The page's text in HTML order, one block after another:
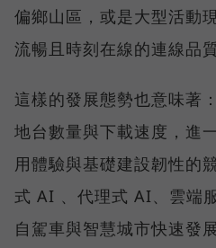
偏鄉山區，或是大型活動
流暢且時刻在線的連線品質
這樣的發展態勢也意味著
地台數量與下載速度，進
用體驗與基礎建設韌性的
式 AI 、代理式 AI、雲端
自駕車與智慧城市快速發